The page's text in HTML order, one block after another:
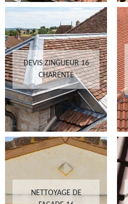
DEVIS ZINGUEUR 16
CHARENTE
NETTOYAGE DE